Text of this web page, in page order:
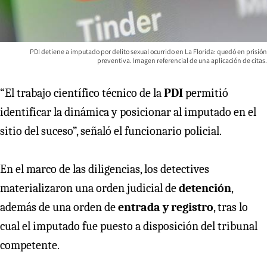
PDI detiene a imputado por delito sexual ocurrido en La Florida: quedó en prisión
preventiva. Imagen referencial de una aplicación de citas.
“El trabajo científico técnico de laPDIpermitió
identificar la dinámica y posicionar al imputado en el
sitio del suceso”, señaló el funcionario policial.
En el marco de las diligencias, los detectives
materializaron una orden judicial dedetención,
además de una orden deentrada y registro, tras lo
cual el imputado fue puesto a disposición del tribunal
competente.